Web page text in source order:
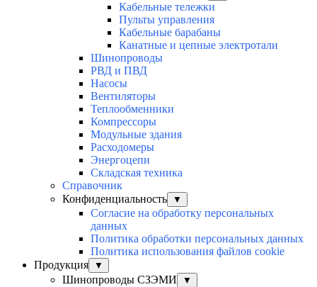
Кабельные тележки
Пульты управления
Кабельные барабаны
Канатные и цепные электротали
Шинопроводы
РВД и ПВД
Насосы
Вентиляторы
Теплообменники
Компрессоры
Модульные здания
Расходомеры
Энергоцепи
Складская техника
Справочник
Конфиденциальность
▼
Согласие на обработку персональных
данных
Политика обработки персональных данных
Политика использования файлов cookie
Продукция
▼
Шинопроводы СЗЭМИ ▼